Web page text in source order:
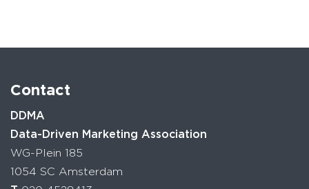
Contact
DDMA
Data-Driven Marketing Association
WG-Plein 185
1054 SC Amsterdam